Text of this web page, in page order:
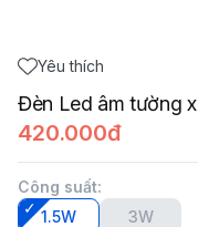
Yêu thích
Đèn Led âm tường
420.000đ
Công suất:
1.5W
3W